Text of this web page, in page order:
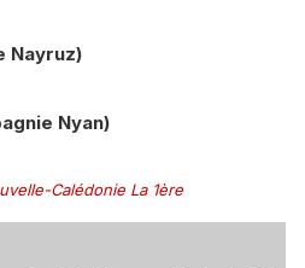
Nayruz)
Nyan)
Calédonie La 1ère